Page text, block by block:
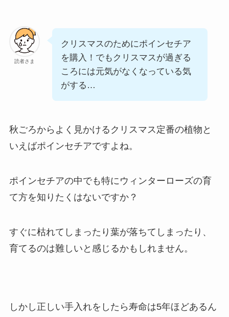
読者さま
クリスマスのためにポインセチア
を購入！でもクリスマスが過ぎる
ころには元気がなくなっている気
がする…
秋ごろからよく見かけるクリスマス定番の植物と
いえばポインセチアですよね。
ポインセチアの中でも特にウィンターローズの育
て方を知りたくはないですか？
すぐに枯れてしまったり葉が落ちてしまったり、
育てるのは難しいと感じるかもしれません。
しかし正しい手入れをしたら寿命は5年ほどあるん